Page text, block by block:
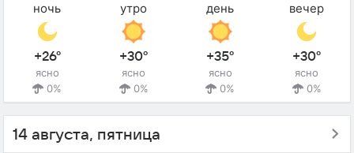
ночь
+26°
ясно
0%
утро
+30°
ясно
0%
день
+35°
ясно
0%
вечер
+30°
ясно
0%
14 августа, пятница